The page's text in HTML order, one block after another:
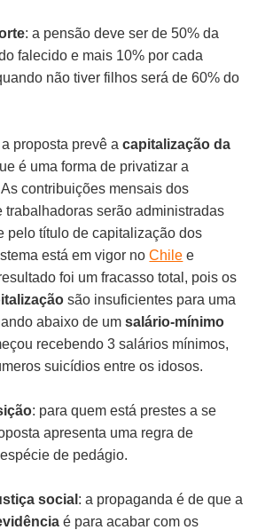
: a pensão deve ser de 50% da
falecido e mais 10% por cada
não tiver filhos será de 60% do
a proposta prevê acapitalização da
é uma forma de privatizar a
contribuições mensais dos
trabalhadoras serão administradas
pelo título de capitalização dos
está em vigor noChile e
foi um fracasso total, pois os
são insuficientes para uma
abaixo de umsalário-mínimo
recebendo 3 salários mínimos,
suicídios entre os idosos.
: para quem está prestes a se
apresenta uma regra de
de pedágio.
social : a propaganda é de que a
é para acabar com os